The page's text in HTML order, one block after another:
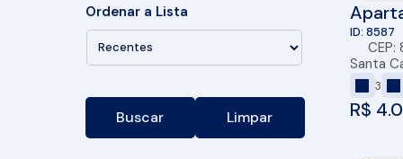
Ordenar a Lista
Buscar Limpar R$
8587
Santa
3